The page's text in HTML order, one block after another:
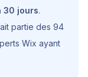
30 jours.
fait partie des 94
Wix ayant